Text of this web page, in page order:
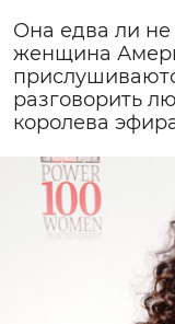
Она едва ли не
женщина
разговорить
королева